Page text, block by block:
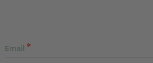
Email *